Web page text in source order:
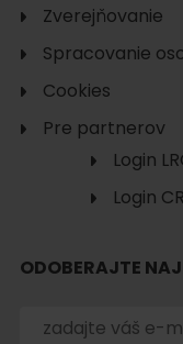
Hľadať
Zverejňovanie
Spracovanie
Cookies
Pre partnerov
Login
Login
ODOBERAJTE